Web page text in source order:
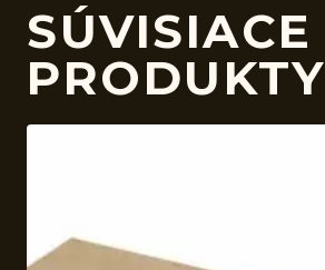
SÚVISIACE
PRODUKTY